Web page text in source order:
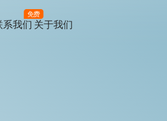
系我们
免费
关于我们